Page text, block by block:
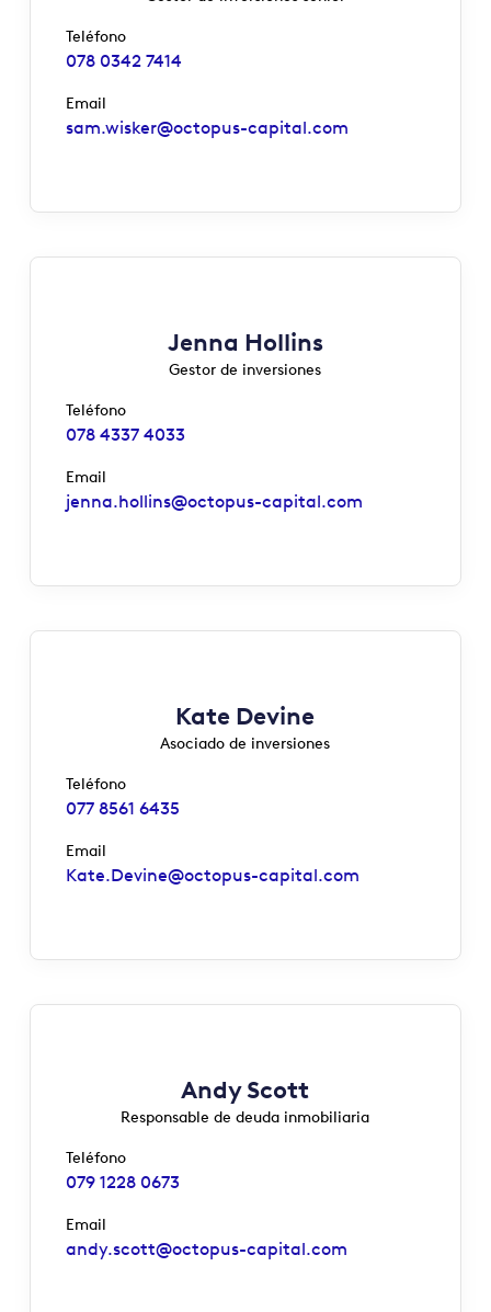
Teléfono
078 0342 7414
Email
sam.wisker@octopus-capital.com
Jenna Hollins
Gestor de inversiones
Teléfono
078 4337 4033
Email
jenna.hollins@octopus-capital.com
Kate Devine
Asociado de inversiones
Teléfono
077 8561 6435
Email
Kate.Devine@octopus-capital.com
Andy Scott
Responsable de deuda inmobiliaria
Teléfono
079 1228 0673
Email
andy.scott@octopus-capital.com